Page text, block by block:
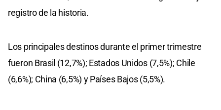
registro de la historia.
Los principales destinos durante el primer trimestre
fueron Brasil (12,7%); Estados Unidos (7,5%); Chile
(6,6%); China (6,5%) y Países Bajos (5,5%).